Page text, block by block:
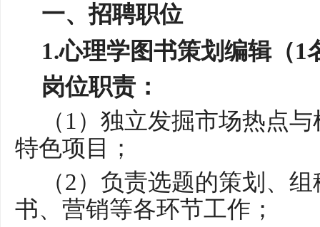
一、招聘职位
1.心理学图书策划编辑（1
岗位职责：
（ 1）独立发掘市场热点
特色项目；
（2）负责选题的策划、
书、营销等各环节工作；